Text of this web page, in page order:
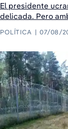
El presidente
delicada. Pero
POLÍTICA 07/08/